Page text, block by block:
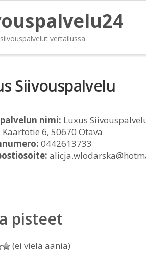
vertailussa
Siivouspalvelu
nimi: Luxus
Kaartotie 6, 50670 Otava
0442613733
pisteet
(ei vielä ääniä)